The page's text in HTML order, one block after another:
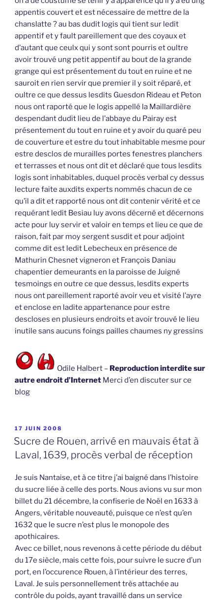
appentis couvert et est nécessaire de mettre de la
chanslatte ? au bas dudit logis qui tient sur ledit
appentif et y fault pareillement que des coyaux et
d’autant que ceulx qui y sont sont pourris et oultre
avoir trouvé ung petit appentif au bout de la grande
grange qui est présentement du tout en ruine et ne
sauroit en rien servir que premier il y soit réparé, et
oultre ce que dessus lesdits Guesdon Rideau et Peton
nous ont raporté que le logis appellé la Maillardière
despendant dudit lieu de l’abbaye du Pairay est
présentement du tout en ruine et y avoir du quaré peu
de couverture et estre du tout inhabitable mesme pour
estre desclos de murailles portes fenestres planchers
et terrasses et nous ont dit et déclaré que tous lesdits
logis sont inhabitables, duquel procès verbal cy dessus
lecture faite auxdits experts nommés chacun de ce
qu’il a dit et rapporté nous ont dit contenir vérité et ce
requérant ledit Besiau luy avons décerné et décernons
acte pour luy servir et valoir en temps et lieu ce que de
raison, fait par moy sergent susdit et pour adjoint
comme dit est ledit Lebecheux en présence de
Mathurin Chesnet vigneron et François Daniau
chapentier demeurants en la paroisse de Juigné
tesmoings en outre ce que dessus, lesdits experts
nous ont pareillement raporté avoir veu et visité l’ayre
et enclose en ladite appartenance pour estre
descloses en plusieurs endroits et avoir trouvé le lieu
inutile sans aucuns foings pailles chaumes ny gressins
Odile Halbert – Reproduction interdite sur
autre endroit d’Internet Merci d’en discuter sur ce
blog
PUBLIÉ
LE
17 JUIN 2008
Sucre de Rouen, arrivé en mauvais état à
Laval, 1639, procès verbal de réception
Je suis Nantaise, et à ce titre j’ai baigné dans l’histoire
du sucre liée à celle des ports. Nous avions vu sur mon
billet du 21 décembre, la confiserie de Noël en 1633 à
Angers, véritable nouveauté, puisque ce n’est qu’en
1632 que le sucre n’est plus le monopole des
apothicaires.
Avec ce billet, nous revenons à cette période du début
du 17e siècle, mais cette fois, pour suivre le sucre d’un
port, en l’occurence Rouen, à l’intérieur des terres,
Laval. Je suis personnellement très attachée au
contrôle du poids, ayant travaillé dans un service